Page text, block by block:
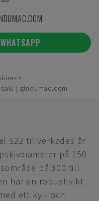
| gindumac.com
S22 tillverkades år
på 150
på 300 till
har en robust vikt
ett kyl- och